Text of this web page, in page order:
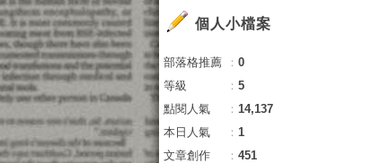
個人小檔案
部落格推薦 ： 0
等級
： 5
點閱人氣
： 14,137
本日人氣
： 1
文章創作
： 451